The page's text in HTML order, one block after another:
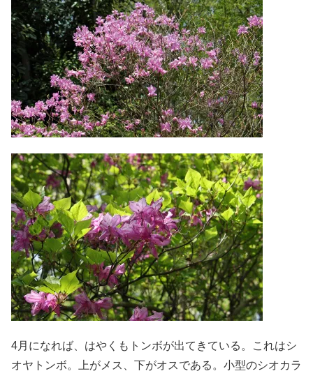
4月になれば、はやくもトンボが出てきている。これはシ
オヤトンボ。上がメス、下がオスである。小型のシオカラ